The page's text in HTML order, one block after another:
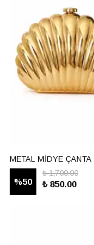
METAL MİDYE
%50
₺ 1,700.00
₺ 850.00